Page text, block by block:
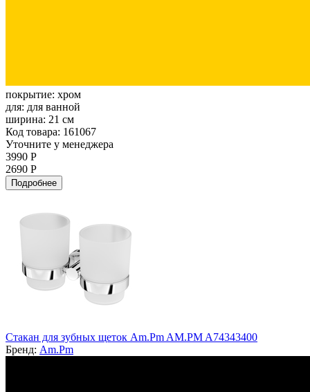
покрытие: хром
для: для ванной
ширина: 21 см
Код товара: 161067
Уточните у менеджера
3990 Р
2690 Р
Подробнее
Стакан для зубных щеток Am.Pm AM.PM A74343400
Бренд: Am.Pm